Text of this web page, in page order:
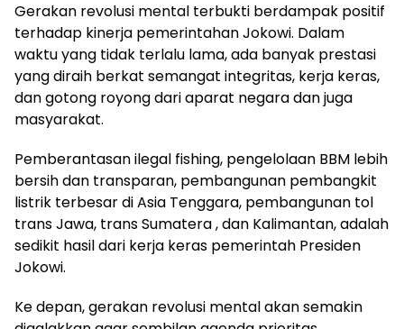
Gerakan revolusi mental terbukti berdampak positif
terhadap kinerja pemerintahan Jokowi. Dalam
waktu yang tidak terlalu lama, ada banyak prestasi
yang diraih berkat semangat integritas, kerja keras,
dan gotong royong dari aparat negara dan juga
masyarakat.
Pemberantasan ilegal fishing, pengelolaan BBM lebih
bersih dan transparan, pembangunan pembangkit
listrik terbesar di Asia Tenggara, pembangunan tol
trans Jawa, trans Sumatera , dan Kalimantan, adalah
sedikit hasil dari kerja keras pemerintah Presiden
Jokowi.
Ke depan, gerakan revolusi mental akan semakin